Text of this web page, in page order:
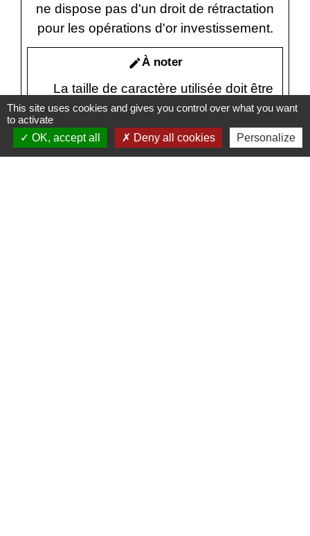
ne dispose pas d'un droit de rétractation
pour les opérations d'or investissement.
editÀ noter
La taille de caractère utilisée doit être
au moins de corps 12.
This site uses cookies and gives you control over what you want
to activate
OK, accept all
Deny all cookies Personalize